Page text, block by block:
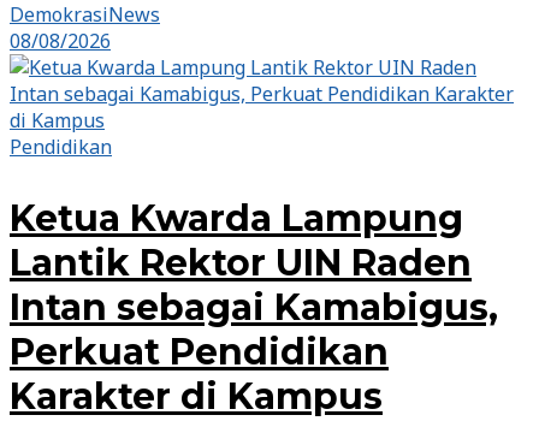
DemokrasiNews
08/08/2026
Pendidikan
Ketua Kwarda Lampung
Lantik Rektor UIN Raden
Intan sebagai Kamabigus,
Perkuat Pendidikan
Karakter di Kampus